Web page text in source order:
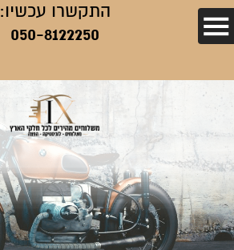
התקשרו עכשיו:
050-8122250